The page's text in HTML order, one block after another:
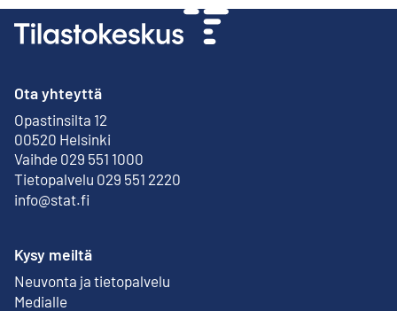
Ota yhteyttä
Opastinsilta 12
00520 Helsinki
Ulkoinen linkki
Vaihde 029 551 1000
Tietopalvelu 029 551 2220
info@stat.fi
Kysy meiltä
Neuvonta ja tietopalvelu
Medialle